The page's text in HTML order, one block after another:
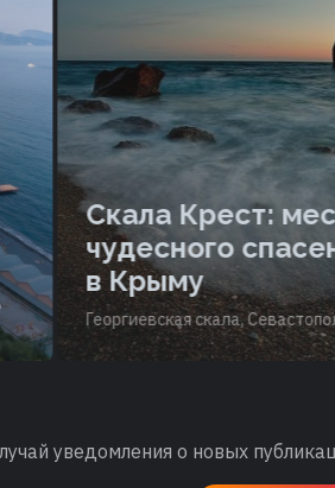
Скала Крест:
чудесного
в Крыму
Георгиевская скала,
уведомления о новых